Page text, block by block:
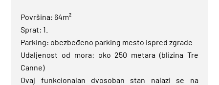
Površina: 64m²
Sprat: 1.
Parking: obezbeđeno parking mesto ispred zgrade
Udaljenost od mora: oko 250 metara (blizina Tre
Canne)
Ovaj funkcionalan dvosoban stan nalazi se na